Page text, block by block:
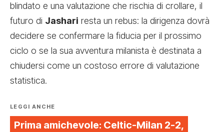
blindato e una valutazione che rischia di crollare, il
futuro di Jashari resta un rebus: la dirigenza dovrà
decidere se confermare la fiducia per il prossimo
ciclo o se la sua avventura milanista è destinata a
chiudersi come un costoso errore di valutazione
statistica.
LEGGI ANCHE
Prima amichevole: Celtic-Milan 2-2,